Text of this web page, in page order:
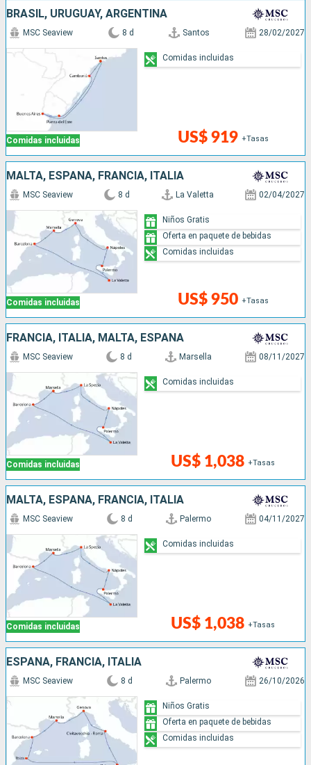
BRASIL, URUGUAY, ARGENTINA
Comidas incluidas
MSC Seaview 8 d Santos 28/02/2027
US$ 919 +Tasas
Comidas incluidas
MALTA, ESPAÑA, FRANCIA, ITALIA
Comidas incluidas
MSC Seaview 8 d La Valetta 02/04/2027
US$ 950 +Tasas
Niños Gratis
Oferta en paquete de bebidas
Comidas incluidas
FRANCIA, ITALIA, MALTA, ESPAÑA
Comidas incluidas
MSC Seaview 8 d Marsella 08/11/2027
US$ 1,038 +Tasas
Comidas incluidas
MALTA, ESPAÑA, FRANCIA, ITALIA
Comidas incluidas
MSC Seaview 8 d Palermo 04/11/2027
US$ 1,038 +Tasas
Comidas incluidas
ESPAÑA, FRANCIA, ITALIA
MSC Seaview 8 d Palermo 26/10/2026
Niños Gratis
Oferta en paquete de bebidas
Comidas incluidas